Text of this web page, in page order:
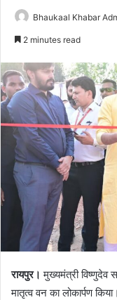
Bhaukaal Khabar
2 minutes read
रायपुर। मुख्यमंत्री विष्णुदेव
मातृत्व वन का लोकार्पण